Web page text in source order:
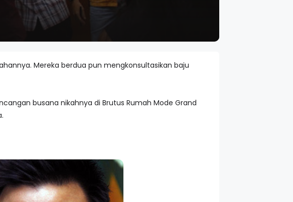
Mereka berdua pun mengkonsultasikan baju
busana nikahnya di Brutus Rumah Mode Grand